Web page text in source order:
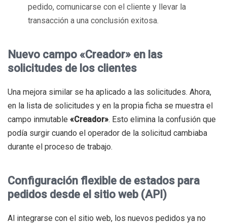
pedido, comunicarse con el cliente y llevar la
transacción a una conclusión exitosa.
Nuevo campo «Creador» en las
solicitudes de los clientes
Una mejora similar se ha aplicado a las solicitudes. Ahora,
en la lista de solicitudes y en la propia ficha se muestra el
campo inmutable «Creador». Esto elimina la confusión que
podía surgir cuando el operador de la solicitud cambiaba
durante el proceso de trabajo.
Configuración flexible de estados para
pedidos desde el sitio web (API)
Al integrarse con el sitio web, los nuevos pedidos ya no